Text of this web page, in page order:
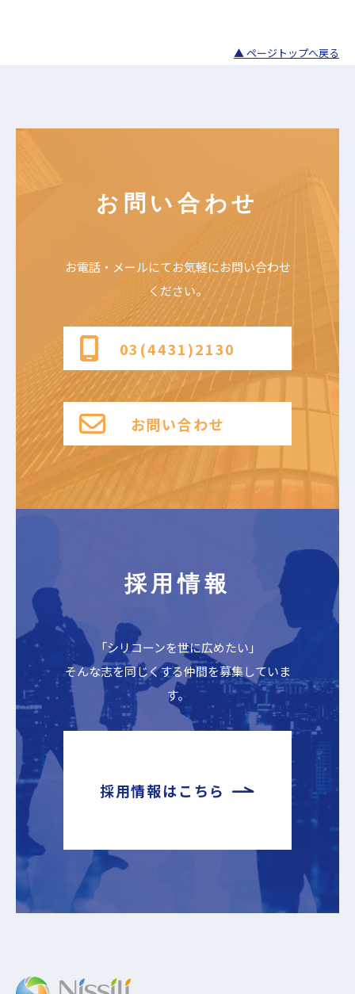
▲ ページトップへ戻る
お問い合わせ
お電話・メールにてお気軽にお問い合わせ
ください。
03(4431)2130
お問い合わせ
採用情報
「シリコーンを世に広めたい」
そんな志を同じくする仲間を募集していま
す。
採用情報はこちら